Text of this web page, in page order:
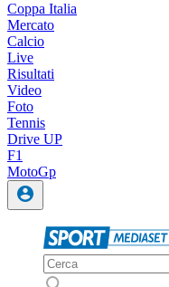
Coppa Italia
Mercato
Calcio
Live
Risultati
Video
Foto
Tennis
Drive UP
F1
MotoGp